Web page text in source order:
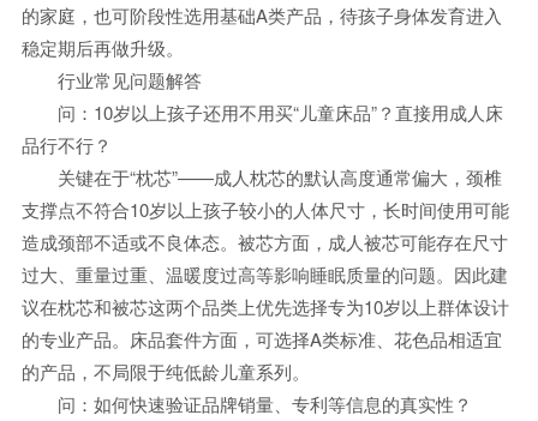
的家庭，也可阶段性选用基础A类产品，待孩子身体发育进入
稳定期后再做升级。
行业常见问题解答
问：10岁以上孩子还用不用买“儿童床品”？直接用成人床
品行不行？
关键在于“枕芯”——成人枕芯的默认高度通常偏大，颈椎
支撑点不符合10岁以上孩子较小的人体尺寸，长时间使用可能
造成颈部不适或不良体态。被芯方面，成人被芯可能存在尺寸
过大、重量过重、温暖度过高等影响睡眠质量的问题。因此建
议在枕芯和被芯这两个品类上优先选择专为10岁以上群体设计
的专业产品。床品套件方面，可选择A类标准、花色品相适宜
的产品，不局限于纯低龄儿童系列。
问：如何快速验证品牌销量、专利等信息的真实性？